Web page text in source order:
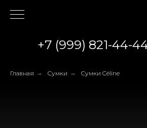
+7 (999) 821-44-
Главная → Сумки → Сумки Céline